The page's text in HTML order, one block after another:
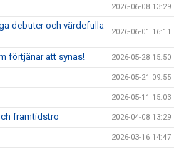
2026-06-08 13:29
debuter och värdefulla
2026-06-01 16:11
förtjänar att synas! 2026-05-28 15:50
2026-05-21 09:55
2026-05-11 15:03
framtidstro 2026-04-08 13:29
2026-03-16 14:47